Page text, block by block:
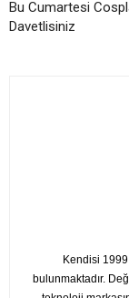
Bu Cumartesi
Davetlisiniz
Kendisi
bulunmaktadır.